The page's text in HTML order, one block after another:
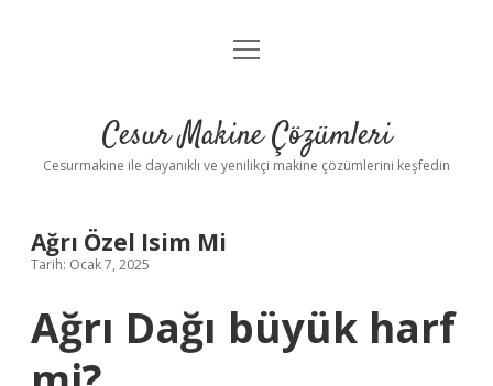
Anasayfa
Yasal Uyarı
menüyü
Cesur Makine Çözümleri
Cesurmakine ile dayanıklı ve yenilikçi makine çözümlerini keşfedin
Ağrı Özel Isim Mi
Tarih: Ocak 7, 2025
Ağrı Dağı büyük harf